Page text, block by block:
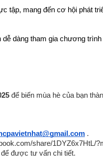
tập, mang đến cơ hội phát
dàng tham gia chương
để biến mùa hè của bạn
.
share/1DYZ6x7HtL/
để được tư vấn chi tiết.